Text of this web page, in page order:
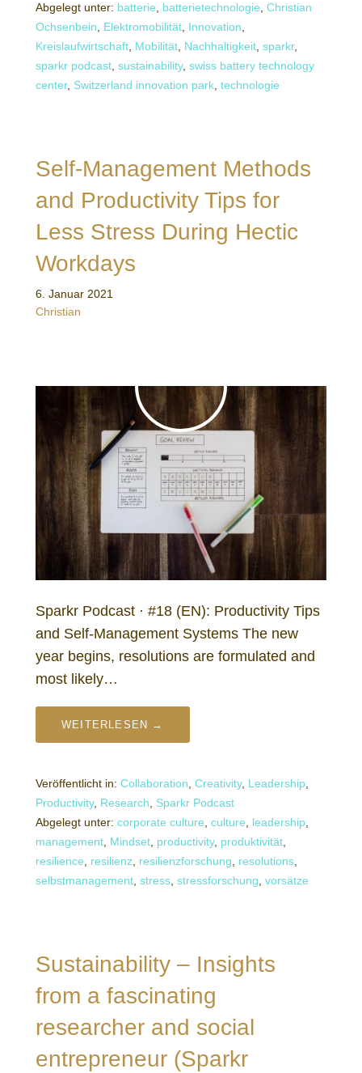
Abgelegt unter: batterie, batterietechnologie, Christian
Ochsenbein, Elektromobilität, Innovation,
Kreislaufwirtschaft, Mobilität, Nachhaltigkeit, sparkr,
sparkr podcast, sustainability, swiss battery technology
center, Switzerland innovation park, technologie
Self-Management Methods
and Productivity Tips for
Less Stress During Hectic
Workdays
6. Januar 2021
Christian
Sparkr Podcast · #18 (EN): Productivity Tips
and Self-Management Systems The new
year begins, resolutions are formulated and
most likely…
WEITERLESEN →
Veröffentlicht in: Collaboration, Creativity, Leadership,
Productivity, Research, Sparkr Podcast
Abgelegt unter: corporate culture, culture, leadership,
management, Mindset, productivity, produktivität,
resilience, resilienz, resilienzforschung, resolutions,
selbstmanagement, stress, stressforschung, vorsätze
Sustainability – Insights
from a fascinating
researcher and social
entrepreneur (Sparkr